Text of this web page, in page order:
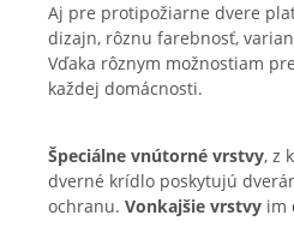
Aj pre protipožiarne dvere
dizajn, rôznu farebnosť,
Vďaka rôznym možnostiam
každej domácnosti.
Špeciálne vnútorné vrstvy, z
dverné krídlo poskytujú
ochranu. Vonkajšie vrstvy im